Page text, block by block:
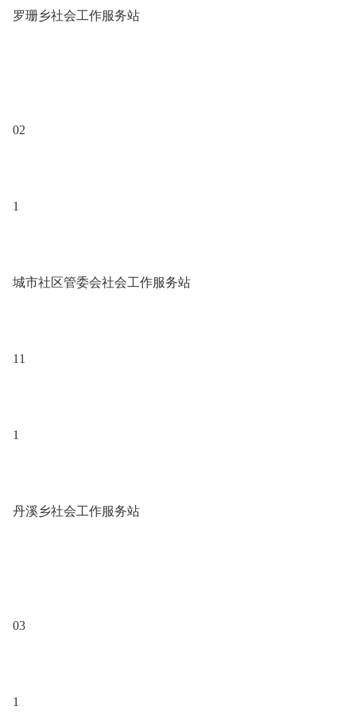
罗珊乡社会工作服务站
02
1
城市社区管委会社会工作服务站
11
1
丹溪乡社会工作服务站
03
1